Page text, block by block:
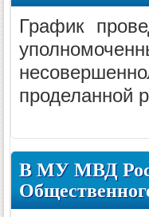
График
проделанной
В МУ МВД